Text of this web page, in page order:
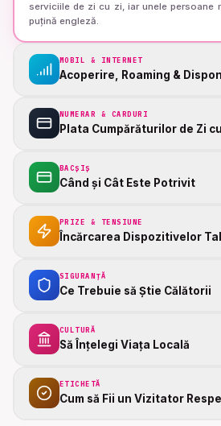
serviciile de zi cu zi, iar unele persoane
puțină engleză.
MOBIL & INTERNET
Acoperire, Roaming &
NUMERAR & CARDURI
Plata Cumpărăturilor de Zi
BACȘIȘ
Când și Cât Este Potrivit
PRIZE & TENSIUNE
Încărcarea Dispozitivelor
SIGURANȚĂ
Ce Trebuie să Știe Călătorii
CULTURĂ
Să Înțelegi Viața Locală
ETICHETĂ
Cum să Fii un Vizitator